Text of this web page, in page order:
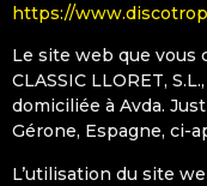
3. Utilisation des
4. Exclusion de
5. Procédure en
6. Publications
7. Notifications
https://
Le site web que vous
CLASSIC LLORET,
domiciliée à Avda.
Gérone, Espagne, ci-
L’utilisation du site